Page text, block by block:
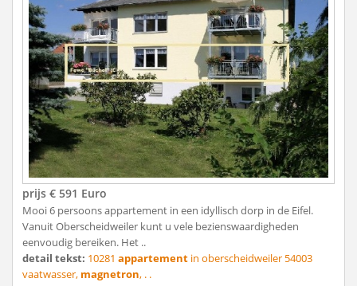
prijs € 591 Euro
Mooi 6 persoons appartement in een idyllisch dorp in de Eifel.
Vanuit Oberscheidweiler kunt u vele bezienswaardigheden
eenvoudig bereiken. Het ..
detail tekst: 10281 appartement in oberscheidweiler 54003
vaatwasser, magnetron, . .